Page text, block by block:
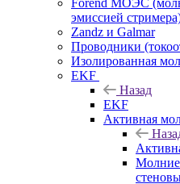
Forend МОЭС
эмиссией
Zandz и Galmar
Проводники
Изолированная
EKF
Назад
EKF
Активная